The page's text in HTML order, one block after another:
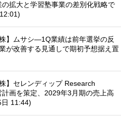
拡大と学習塾事業の差別化戦略で
】ムサシ—1Q業績は前年選挙の反
が改善する見通しで期初予想据え置
】セレンディップ Research
画を策定、2029年3月期の売上高
11:44)